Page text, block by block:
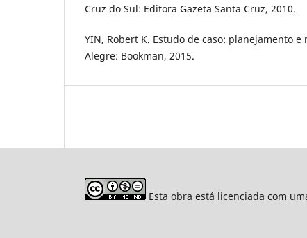
Cruz do Sul: Editora Gazeta Santa Cruz, 2010.
YIN, Robert K. Estudo de caso: planejamento e
Alegre: Bookman, 2015.
Esta obra está licenciada com